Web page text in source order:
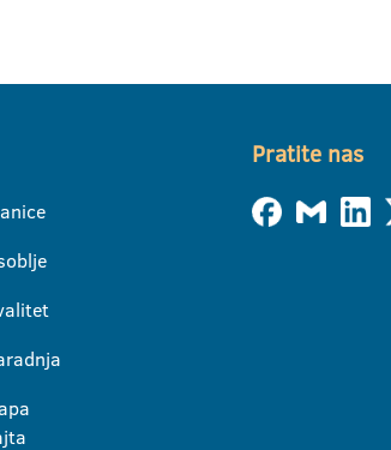
Pratite nas